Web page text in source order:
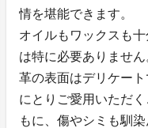
情を堪能できます。
オイルもワックスも
は特に必要ありません
革の表面はデリケー
にとりご愛用いただ
もに、傷やシミも馴染